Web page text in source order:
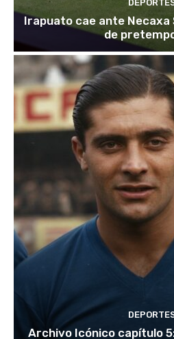
Irapuato cae ante Necaxa
de
Archivo Icónico capítulo